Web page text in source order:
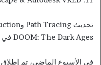
DOOM: The Dark Ages في يونيو.